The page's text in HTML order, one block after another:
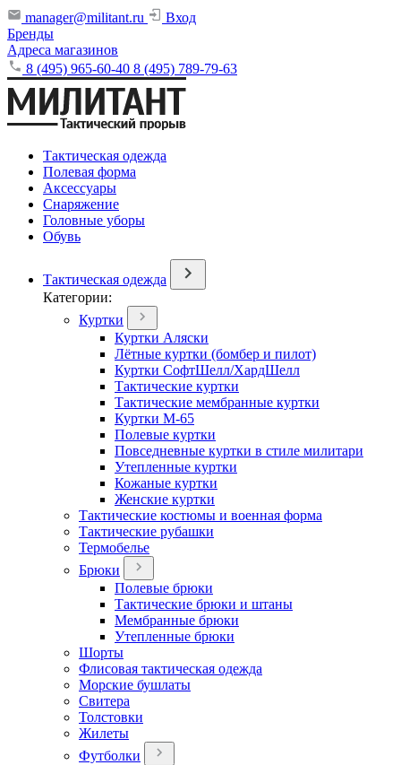
manager@militant.ru
Вход
Бренды
Адреса магазинов
8 (495) 965-60-40 8 (495) 789-79-63
Тактическая одежда
Полевая форма
Аксессуары
Снаряжение
Головные уборы
Обувь
Тактическая одежда
Категории:
Куртки
Куртки Аляски
Лётные куртки (бомбер и пилот)
Куртки СофтШелл/ХардШелл
Тактические куртки
Тактические мембранные куртки
Куртки М-65
Полевые куртки
Повседневные куртки в стиле милитари
Утепленные куртки
Кожаные куртки
Женские куртки
Тактические костюмы и военная форма
Тактические рубашки
Термобелье
Брюки
Полевые брюки
Тактические брюки и штаны
Мембранные брюки
Утепленные брюки
Шорты
Флисовая тактическая одежда
Морские бушлаты
Свитера
Толстовки
Жилеты
Футболки